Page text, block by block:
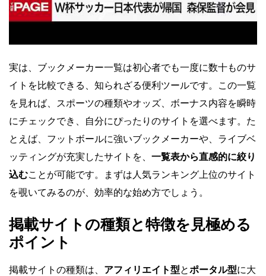
実は、ブックメーカー一覧は初心者でも一度に数十ものサ
イトを比較できる、知られざる便利ツールです。この一覧
を見れば、スポーツの種類やオッズ、ボーナス内容を瞬時
にチェックでき、自分にぴったりのサイトを選べます。た
とえば、フットボールに強いブックメーカーや、ライブベ
ッティングが充実したサイトを、 一覧表から直感的に絞り
込むことが可能です。まずは人気ランキング上位のサイト
を覗いてみるのが、効率的な始め方でしょう。
掲載サイトの種類と特徴を見極める
ポイント
掲載サイトの種類は、 アフィリエイト型とポータル型に大